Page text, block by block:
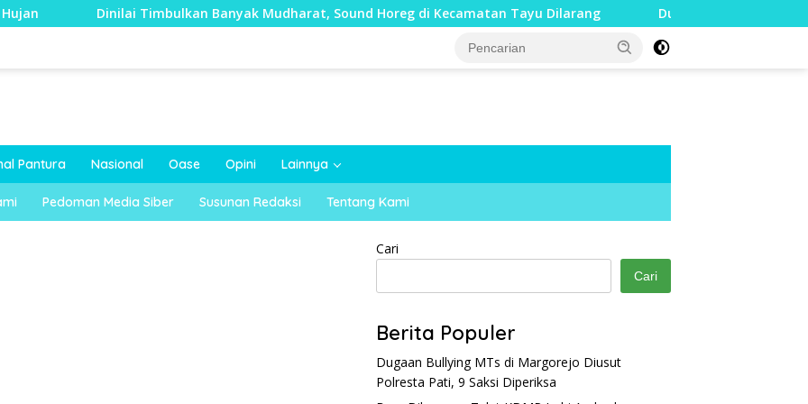
Dinilai Timbulkan Banyak Mudharat, Sound Horeg di Kecamatan Tayu Dilarang Dua Jari Putus akibat Dugaan
Pantura Nasional Oase Opini Lainnya
Pedoman Media Siber Susunan Redaksi Tentang Kami
Cari
Cari
Berita Populer
Dugaan Bullying MTs di Margorejo Diusut
Polresta Pati, 9 Saksi Diperiksa